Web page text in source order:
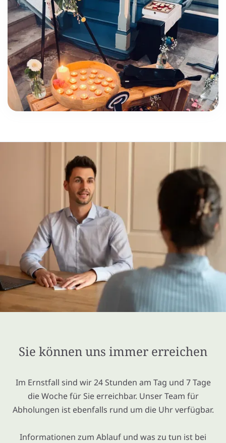
Sie können uns immer erreichen
Im Ernstfall sind wir 24 Stunden am Tag und 7 Tage
die Woche für Sie erreichbar. Unser Team für
Abholungen ist ebenfalls rund um die Uhr verfügbar.
Informationen zum Ablauf und was zu tun ist bei